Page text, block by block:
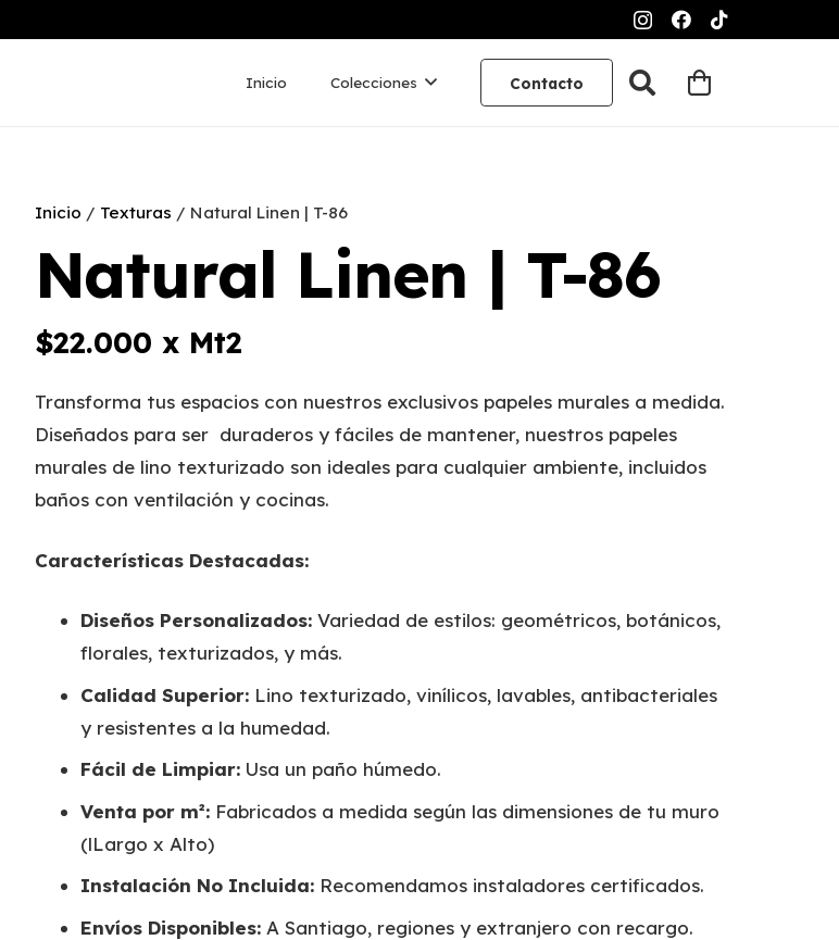
Inicio Colecciones Contacto
Inicio / Texturas / Natural Linen | T-86
Natural Linen | T-86
$22.000 x Mt2
Transforma tus espacios con nuestros exclusivos papeles murales a medida.
Diseñados para ser duraderos y fáciles de mantener, nuestros papeles
murales de lino texturizado son ideales para cualquier ambiente, incluidos
baños con ventilación y cocinas.
Características Destacadas:
Diseños Personalizados: Variedad de estilos: geométricos, botánicos,
florales, texturizados, y más.
Calidad Superior: Lino texturizado, vinílicos, lavables, antibacteriales
y resistentes a la humedad.
Fácil de Limpiar: Usa un paño húmedo.
Venta por m²: Fabricados a medida según las dimensiones de tu muro
(lLargo x Alto)
Instalación No Incluida: Recomendamos instaladores certificados.
Envíos Disponibles: A Santiago, regiones y extranjero con recargo.